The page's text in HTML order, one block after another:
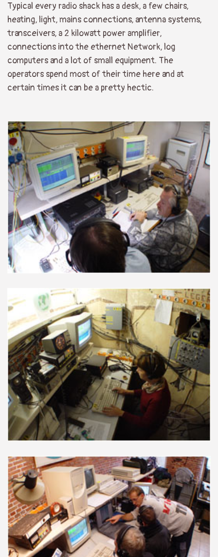
Typical every radio shack has a desk, a few chairs,
heating, light, mains connections, antenna systems,
transceivers, a 2 kilowatt power amplifier,
connections into the ethernet Network, log
computers and a lot of small equipment. The
operators spend most of their time here and at
certain times it can be a pretty hectic.